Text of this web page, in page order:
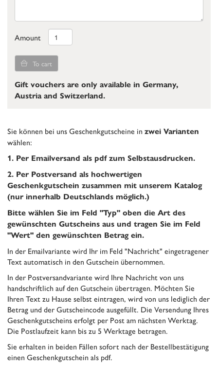
Amount
To cart
Gift vouchers are only available in Germany,
Austria and Switzerland.
Sie können bei uns Geschenkgutscheine in zwei Varianten
wählen:
1. Per Emailversand als pdf zum Selbstausdrucken.
2. Per Postversand als hochwertigen
Geschenkgutschein zusammen mit unserem Katalog
(nur innerhalb Deutschlands möglich.)
Bitte wählen Sie im Feld "Typ" oben die Art des
gewünschten Gutscheins aus und tragen Sie im Feld
"Wert" den gewünschten Betrag ein.
In der Emailvariante wird Ihr im Feld "Nachricht" eingetragener
Text automatisch in den Gutschein übernommen.
In der Postversandvariante wird Ihre Nachricht von uns
handschriftlich auf den Gutschein übertragen. Möchten Sie
Ihren Text zu Hause selbst eintragen, wird von uns lediglich der
Betrag und der Gutscheincode ausgefüllt. Die Versendung Ihres
Geschenkgutscheins erfolgt per Post am nächsten Werktag.
Die Postlaufzeit kann bis zu 5 Werktage betragen.
Sie erhalten in beiden Fällen sofort nach der Bestellbestätigung
einen Geschenkgutschein als pdf.